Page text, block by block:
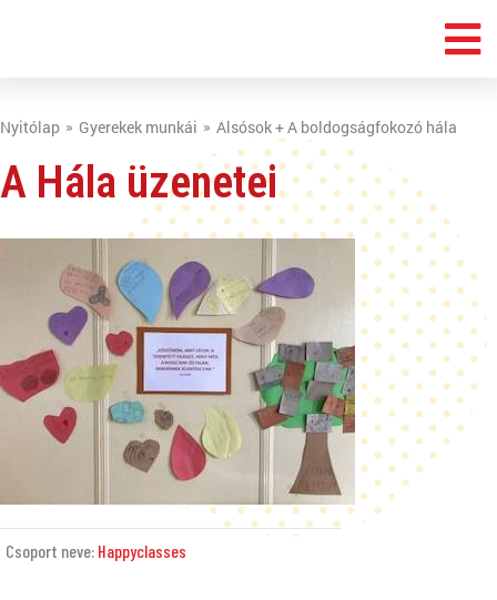
Nyitólap Gyerekek munkái Alsósok + A boldogságfokozó hála
A Hála üzenetei
Csoport neve: Happyclasses